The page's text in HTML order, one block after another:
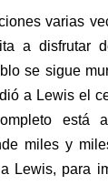
varias
a disfrutar
se sigue
a Lewis el
está
miles y
Lewis, para